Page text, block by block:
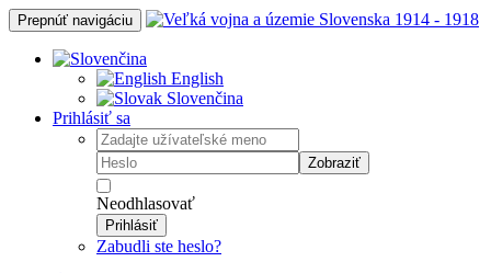
Prepnúť navigáciu
English
Slovenčina
Prihlásiť sa
Zobraziť
Neodhlasovať
Prihlásiť
Zabudli ste heslo?